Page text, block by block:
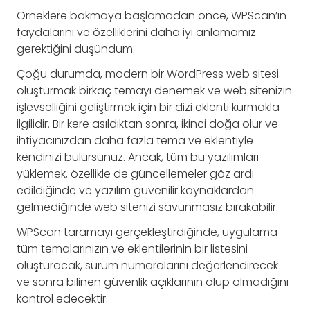
Örneklere bakmaya başlamadan önce, WPScan’ın
faydalarını ve özelliklerini daha iyi anlamamız
gerektiğini düşündüm.
Çoğu durumda, modern bir WordPress web sitesi
oluşturmak birkaç temayı denemek ve web sitenizin
işlevselliğini geliştirmek için bir dizi eklenti kurmakla
ilgilidir. Bir kere asıldıktan sonra, ikinci doğa olur ve
ihtiyacınızdan daha fazla tema ve eklentiyle
kendinizi bulursunuz. Ancak, tüm bu yazılımları
yüklemek, özellikle de güncellemeler göz ardı
edildiğinde ve yazılım güvenilir kaynaklardan
gelmediğinde web sitenizi savunmasız bırakabilir.
WPScan taramayı gerçekleştirdiğinde, uygulama
tüm temalarınızın ve eklentilerinin bir listesini
oluşturacak, sürüm numaralarını değerlendirecek
ve sonra bilinen güvenlik açıklarının olup olmadığını
kontrol edecektir.